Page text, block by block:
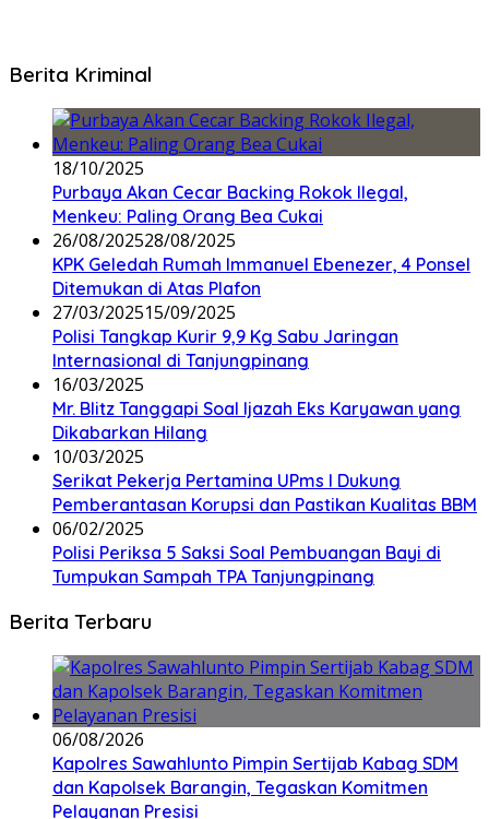
Berita Kriminal
18/10/2025
Purbaya Akan Cecar Backing Rokok Ilegal,
Menkeu: Paling Orang Bea Cukai
26/08/202528/08/2025
KPK Geledah Rumah Immanuel Ebenezer, 4 Ponsel
Ditemukan di Atas Plafon
27/03/202515/09/2025
Polisi Tangkap Kurir 9,9 Kg Sabu Jaringan
Internasional di Tanjungpinang
16/03/2025
Mr. Blitz Tanggapi Soal Ijazah Eks Karyawan yang
Dikabarkan Hilang
10/03/2025
Serikat Pekerja Pertamina UPms I Dukung
Pemberantasan Korupsi dan Pastikan Kualitas BBM
06/02/2025
Polisi Periksa 5 Saksi Soal Pembuangan Bayi di
Tumpukan Sampah TPA Tanjungpinang
Berita Terbaru
06/08/2026
Kapolres Sawahlunto Pimpin Sertijab Kabag SDM
dan Kapolsek Barangin, Tegaskan Komitmen
Pelayanan Presisi